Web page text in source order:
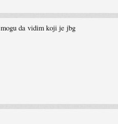
da vidim koji je jbg